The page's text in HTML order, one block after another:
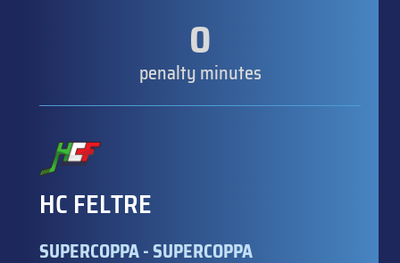
0
penalty minutes
HC FELTRE
SUPERCOPPA - SUPERCOPPA